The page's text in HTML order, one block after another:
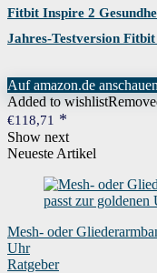
Fitbit Inspire 2
Jahres-Testversion
Auf amazon.de
Added to wishlist
€118,71
Show next
Neueste Artikel
Mesh- oder
Uhr
Ratgeber